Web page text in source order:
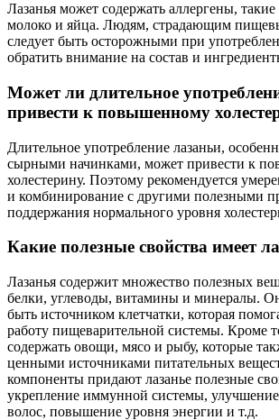
Лазанья может содержать аллергены,
молоко и яйца. Людям, страдающим
следует быть осторожными при
обратить внимание на состав и
Может ли длительное
привести к повышенному
Длительное употребление лазаньи,
сырными начинками, может привести к
холестерину. Поэтому рекомендуется
и комбинирование с другими полезными
поддержания нормального уровня
Какие полезные свойства имеет
Лазанья содержит множество полезных
белки, углеводы, витамины и минералы.
быть источником клетчатки, которая
работу пищеварительной системы. Кроме
содержать овощи, мясо и рыбу, которые
ценными источниками питательных
компоненты придают лазанье полезные
укрепление иммунной системы,
волос, повышение уровня энергии и т.д.